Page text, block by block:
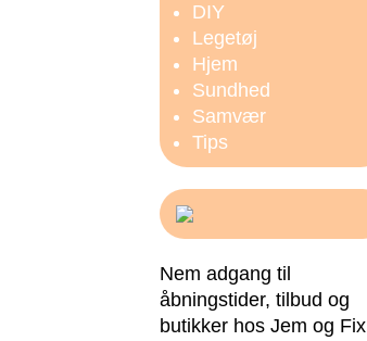
DIY
Legetøj
Hjem
Sundhed
Samvær
Tips
Nem adgang til
åbningstider, tilbud og
butikker hos Jem og Fix